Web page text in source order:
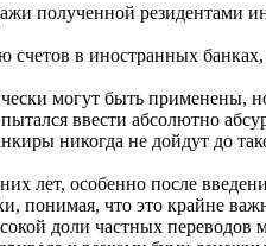
полученной резидентами
счетов в иностранных
могут быть применены,
ввести абсолютно
никогда не дойдут до
лет, особенно после
понимая, что это крайне
доли частных